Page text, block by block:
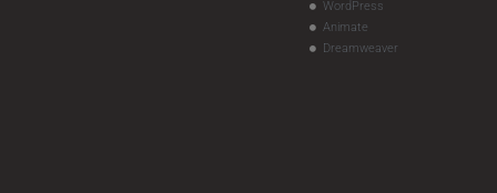
WordPress
Animate
Dreamweaver